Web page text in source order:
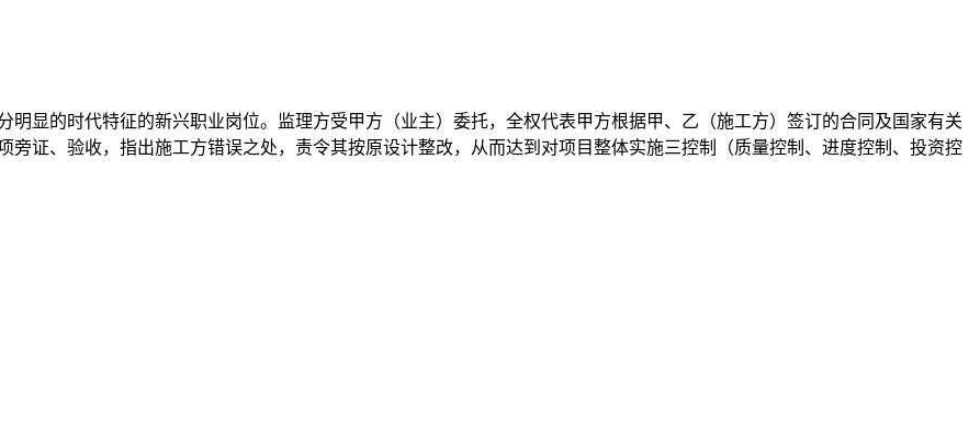
明显的时代特征的新兴职业岗位。监理方受甲方（业主）委托，全权代表甲方根据甲、乙（施工方）签订的合同及国家有关
旁证、验收，指出施工方错误之处，责令其按原设计整改，从而达到对项目整体实施三控制（质量控制、进度控制、投资控